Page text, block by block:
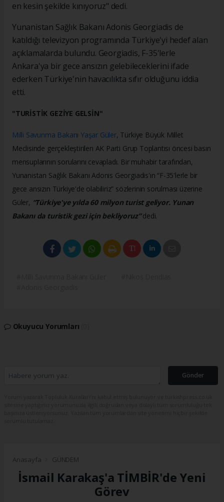
en kesin şekilde kınıyoruz" dedi.
Yunanistan Sağlık Bakanı Adonis Georgiadis de
katıldığı televizyon programında Türkiye'yi hedef alan
açıklamalarda bulundu. Georgiadis, F-35'lerle
Ankara'ya bir gece ansızın gelebileceklerini ifade
ederken Türkiye'nin havacılıkta sıfır olduğunu iddia
etti.
"TURİSTİK GEZİYE GELSİN"
Milli Savunma Bakanı Yaşar Güler, Türkiye Büyük Millet
Meclisinde gerçekleştirilen AK Parti Grup Toplantısı öncesi basın
mensuplarının sorularını cevapladı. Bir muhabir tarafından,
Yunanistan Sağlık Bakanı Adonis Georgiadis'ın “F-35'lerle bir
gece ansızın Türkiye'de olabiliriz” sözlerinin sorulması üzerine
Güler, “Türkiye'ye yılda 60 milyon turist geliyor. Yunan
Bakanı da turistik gezi için bekliyoruz”dedi.
Okuyucu Yorumları
Gönder
Anasayfa GÜNDEM
İsmail Karakaş'a TİMBİR'de Yeni
Görev